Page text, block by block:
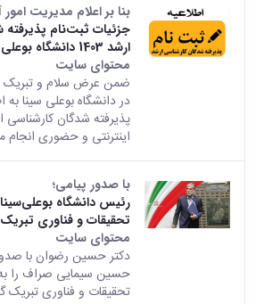
بنا بر اعلام مدیریت
جزئیات ثبت‌نام
ارشد 1403 دانشگاه بوعلی سینا اعلام شد
محتوای سایت
ضمن عرض سلام و تبریک
در دانشگاه بوعلی سینا
پذیرفته شدگان
اینترنتی و حضوری انجام
با صدور پیامی؛
رئیس دانشگاه
تحقیقات و فناوری
محتوای سایت
دکتر حسین رضوان با
حسین سیمایی صراف را به
تحقیقات و فناوری تبریک